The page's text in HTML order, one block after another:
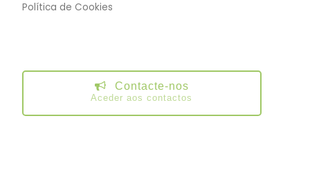
Política de Cookies
Contacte-nos
Aceder aos contactos